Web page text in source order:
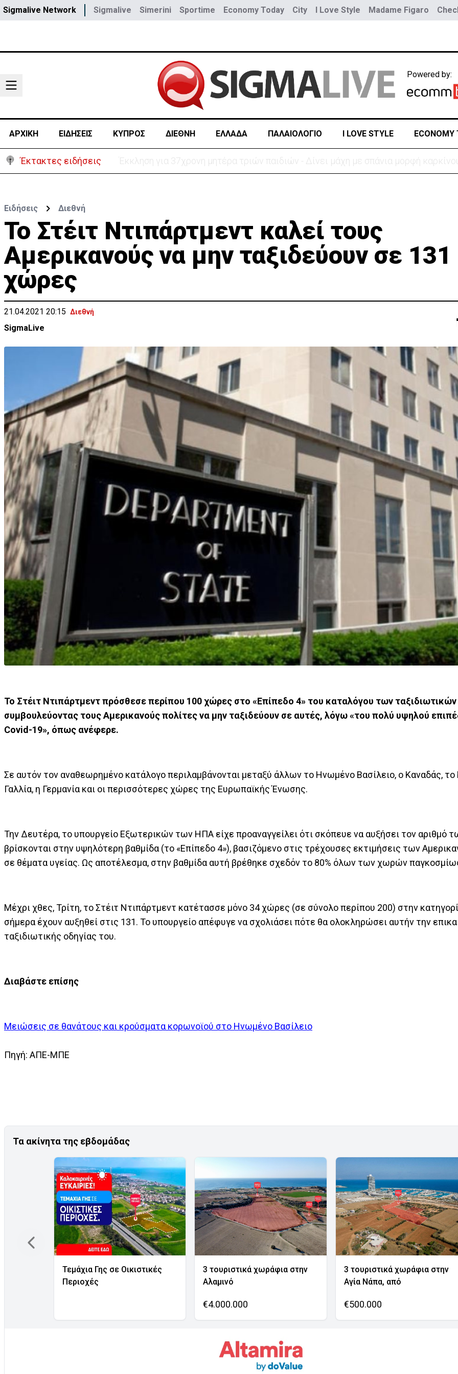
Sigmalive Network Sigmalive Simerini Sportime Economy Today City I Love Style Madame Figaro
Powered by:
ΑΡΧΙΚΗ ΕΙΔΗΣΕΙΣ ΚΥΠΡΟΣ ΔΙΕΘΝΗ ΕΛΛΑΔΑ ΠΑΛΑΙΟΛΟΓΙΟ I LOVE STYLE ECONOMY
Έκτακτες ειδήσεις Γερμανία: Συγκρούστηκαν δύο τραμ - Τουλάχιστον 25 τραυματίες, οι 7 σοβαρά
Ειδήσεις Διεθνή
Το Στέιτ Ντιπάρτμεντ καλεί τους
Αμερικανούς να μην ταξιδεύουν σε 131
χώρες
21.04.2021 20:15 Διεθνή
SigmaLive
Το Στέιτ Ντιπάρτμεντ πρόσθεσε περίπου 100 χώρες στο «Επίπεδο 4» του καταλόγου των
συμβουλεύοντας τους Αμερικανούς πολίτες να μην ταξιδεύουν σε αυτές, λόγω «του πολύ υψηλού
Covid-19», όπως ανέφερε.
Σε αυτόν τον αναθεωρημένο κατάλογο περιλαμβάνονται μεταξύ άλλων το Ηνωμένο Βασίλειο, ο Καναδάς, το
Γαλλία, η Γερμανία και οι περισσότερες χώρες της Ευρωπαϊκής Ένωσης.
Την Δευτέρα, το υπουργείο Εξωτερικών των ΗΠΑ είχε προαναγγείλει ότι σκόπευε να αυξήσει τον αριθμό
βρίσκονται στην υψηλότερη βαθμίδα (το «Επίπεδο 4»), βασιζόμενο στις τρέχουσες εκτιμήσεις των
σε θέματα υγείας. Ως αποτέλεσμα, στην βαθμίδα αυτή βρέθηκε σχεδόν το 80% όλων των χωρών
Μέχρι χθες, Τρίτη, το Στέιτ Ντιπάρτμεντ κατέτασσε μόνο 34 χώρες (σε σύνολο περίπου 200) στην
σήμερα έχουν αυξηθεί στις 131. Το υπουργείο απέφυγε να σχολιάσει πότε θα ολοκληρώσει αυτήν την
ταξιδιωτικής οδηγίας του.
Διαβάστε επίσης
Μειώσεις σε θανάτους και κρούσματα κορωνοϊού στο Ηνωμένο Βασίλειο
Πηγή: ΑΠΕ-ΜΠΕ
Τα ακίνητα της εβδομάδας
Τεμάχια Γης σε Οικιστικές
Περιοχές
3 τουριστικά χωράφια στην
Αλαμινό
€4.000.000
3 τουριστικά χωράφια στην
Αγία Νάπα, από
€500.000